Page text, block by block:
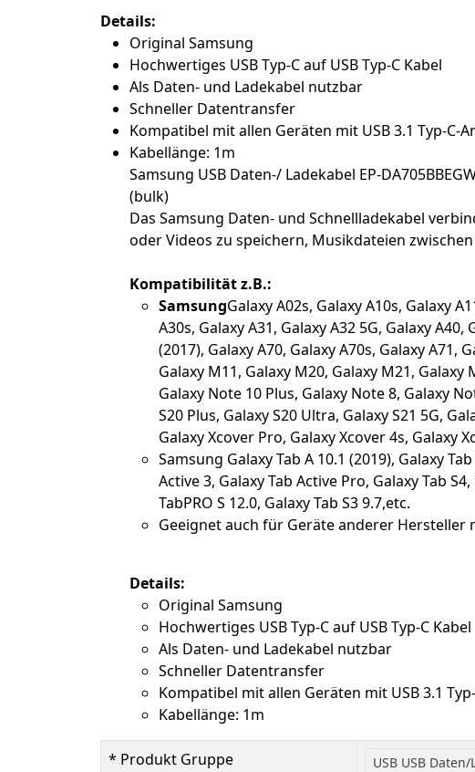
Details:
Original Samsung
Hochwertiges USB Typ-C auf USB Typ-C Kabel
Als Daten- und Ladekabel nutzbar
Schneller Datentransfer
Kompatibel mit allen Geräten mit USB 3.1 Typ-C-
Kabellänge: 1m
Samsung USB Daten-/ Ladekabel EP-
(bulk)
Das Samsung Daten- und Schnellladekabel
oder Videos zu speichern, Musikdateien
Kompatibilität z.B.:
SamsungGalaxy A02s, Galaxy A10s, Galaxy
A30s, Galaxy A31, Galaxy A32 5G, Galaxy A40,
(2017), Galaxy A70, Galaxy A70s, Galaxy A71,
Galaxy M11, Galaxy M20, Galaxy M21,
Galaxy Note 10 Plus, Galaxy Note 8, Galaxy
S20 Plus, Galaxy S20 Ultra, Galaxy S21 5G,
Galaxy Xcover Pro, Galaxy Xcover 4s, Galaxy
Samsung Galaxy Tab A 10.1 (2019), Galaxy
Active 3, Galaxy Tab Active Pro, Galaxy Tab
TabPRO S 12.0, Galaxy Tab S3 9.7,etc.
Geeignet auch für Geräte anderer Hersteller
Details:
Original Samsung
Hochwertiges USB Typ-C auf USB Typ-C Kabel
Als Daten- und Ladekabel nutzbar
Schneller Datentransfer
Kompatibel mit allen Geräten mit USB 3.1
Kabellänge: 1m
* Produkt Gruppe USB USB